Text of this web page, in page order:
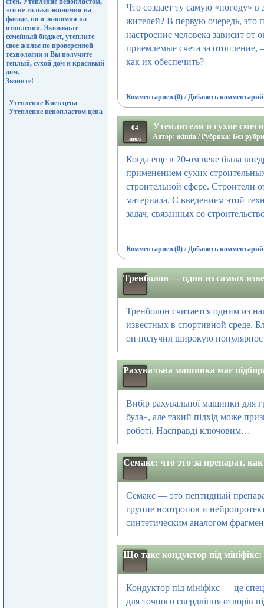
это не только экономия на
фасаде, но и экономия на
отоплении. Экономьте
семейный бюджет, утеплите
свое жилье по проверенной
технологии и Вы получите
теплый, сухой дом и красивый
дом.
Звоните!
Утепление Киев цена
Утепление пенопластом цена
Что создает ту самую «погоду» в
жителей? В первую очередь, это
настроение человека зависит от
приемлемые счета за отопление,
как их обеспечить?
Комментариев (0) /Добавить комментарий
04
июл
Утеплители и сухие
Автор: admin / Рубрика: Без
Когда еще в 20-ом веке была
применением сухих
строительной сфере. Строители
материала. С введением этой
задач, связанных со
Комментариев (0) /Добавить комментарий
Тренболон — один из самых
Тренболон считается одним из
известных в спортивной среде.
он получил широкую
Рахувальна машинка має
Вибір рахувальної машинки для
була», але такий підхід може
роботі. Насправді ключовим…
Семакс: что это за препарат,
Семакс — это пептидный
группе ноотропов и
синтетическим аналогом
Що таке кондуктор під
Кондуктор під мініфікс — це
для точного свердління отворів